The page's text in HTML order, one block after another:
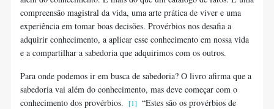
compreensão magistral da vida, uma arte prática de viver e uma
experiência em tomar boas decisões. Provérbios nos desafia a
adquirir conhecimento, a aplicar esse conhecimento em nossa vida
e a compartilhar a sabedoria que adquirimos com os outros.
Para onde podemos ir em busca de sabedoria? O livro afirma que a
sabedoria vai além do conhecimento, mas deve começar com o
conhecimento dos provérbios.
[1] “Estes são os provérbios de